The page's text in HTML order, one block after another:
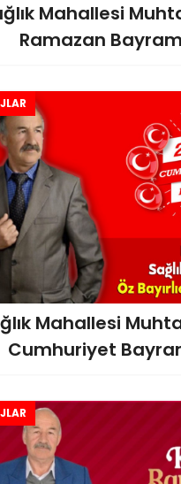
Mahallesi
Ramazan
Mahallesi
Cumhuriyet